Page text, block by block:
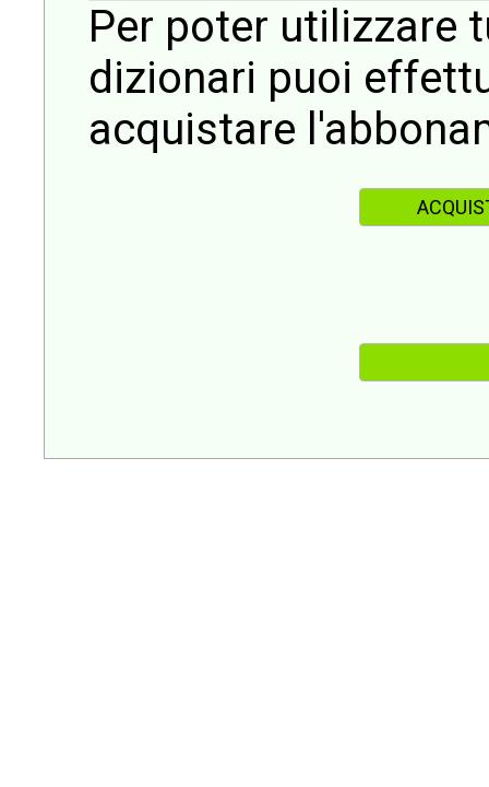
Per poter utilizzare
dizionari puoi
acquistare